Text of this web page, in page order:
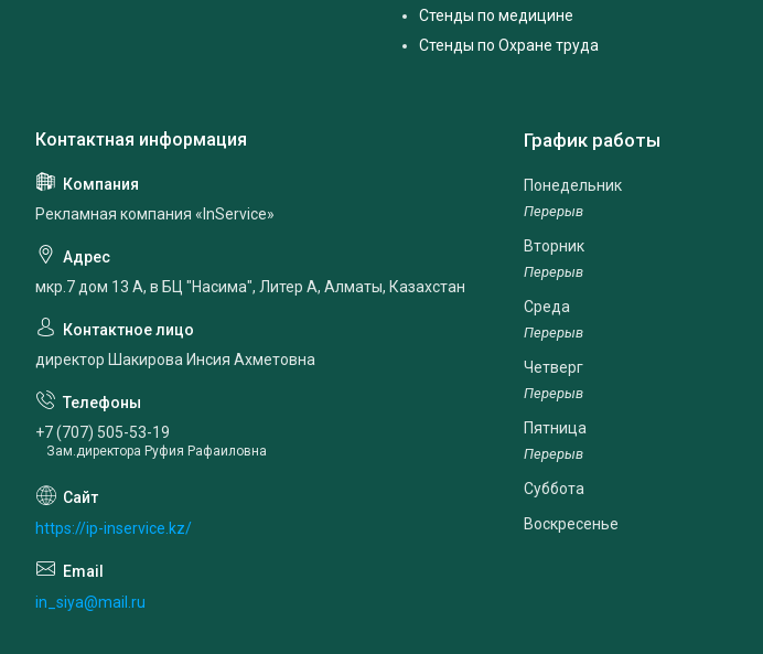
Стенды по медицине
Стенды по Охране труда
Рекламная компания «InService»
мкр.7 дом 13 А, в БЦ "Насима", Литер А, Алматы, Казахстан
директор Шакирова Инсия Ахметовна
+7 (707) 505-53-19
Зам.директора Руфия Рафаиловна
https://ip-inservice.kz/
in_siya@mail.ru
График работы
Понедельник
Вторник
Среда
Четверг
Пятница
Суббота
Воскресенье